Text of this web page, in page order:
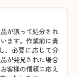
が誤って処分され
ます。作業前に貴
、必要に応じて分
が発見された場合
客様の信頼に応え